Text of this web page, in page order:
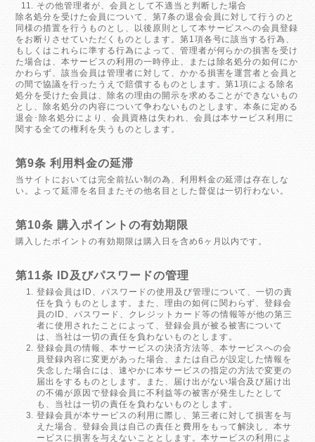
その他管理者が、会員として不適当と判断した場合
除名処分を受けた会員について、第7条の退会会員に対して行うのと
同様の措置を行うものとし、以後原則として本サービスへの会員登録
をお断りさせていただくものとします。第1項各号に該当する行為、
もしくはこれらに準する行為によって、管理者が何らかの損害を受け
た場合は、本サービスの利用の一時停止、または除名処分の如何にか
かわらず、該当会員は管理者に対して、かかる損害を運営者と会員と
の間で協議を行ったうえで賠償するものとします。第1項による除名
処分を受けた会員は、除名の理由の開示を求めることができないもの
とし、除名処分の内容について争わないものとします。本条に定める
退会･除名処分により、会員資格は失われ、会員は本サービス利用に
関する全ての権利を失うものとします。
第9条 利用料金の延滞
当サイトにおいては完全前払い制の為、利用料金の延滞は存在しな
い。よって延滞を名目またその他名目とした督促は一切行わない。
第10条 購入ポイントの有効期限
購入したポイントの有効期限は購入日を含め6ヶ月以内です。
第11条 ID及びパスワードの管理
登録会員はID、パスワードの使用及び管理について、一切の責
任を負うものとします。また、理由の如何に関わらず、登録会
員のID、パスワード、クレジットカード等の情報等が他の第三
者に使用されたことによって、登録会員が被る被害について
は、当社は一切の責任を負わないものとします。
登録会員の情報、本サービスの決済方法等、本サービスへの会
員登録内容に変更があった場合、または自己が設定した情報を
失念した場合には、速やかに本サービスの指定の方法で変更の
届出をするものとします。また、届け出がない場合及び届け出
の不備が原因で登録会員に不利益等の被害が発生したとして
も、当社は一切の責任を負わないものとします。
登録会員が本サービスの利用に際し、第三者に対して損害を与
えた場合、登録会員は自己の責任と費用をもって解決し、本サ
ービスに損害を与えないこととします。本サービスの利用によ